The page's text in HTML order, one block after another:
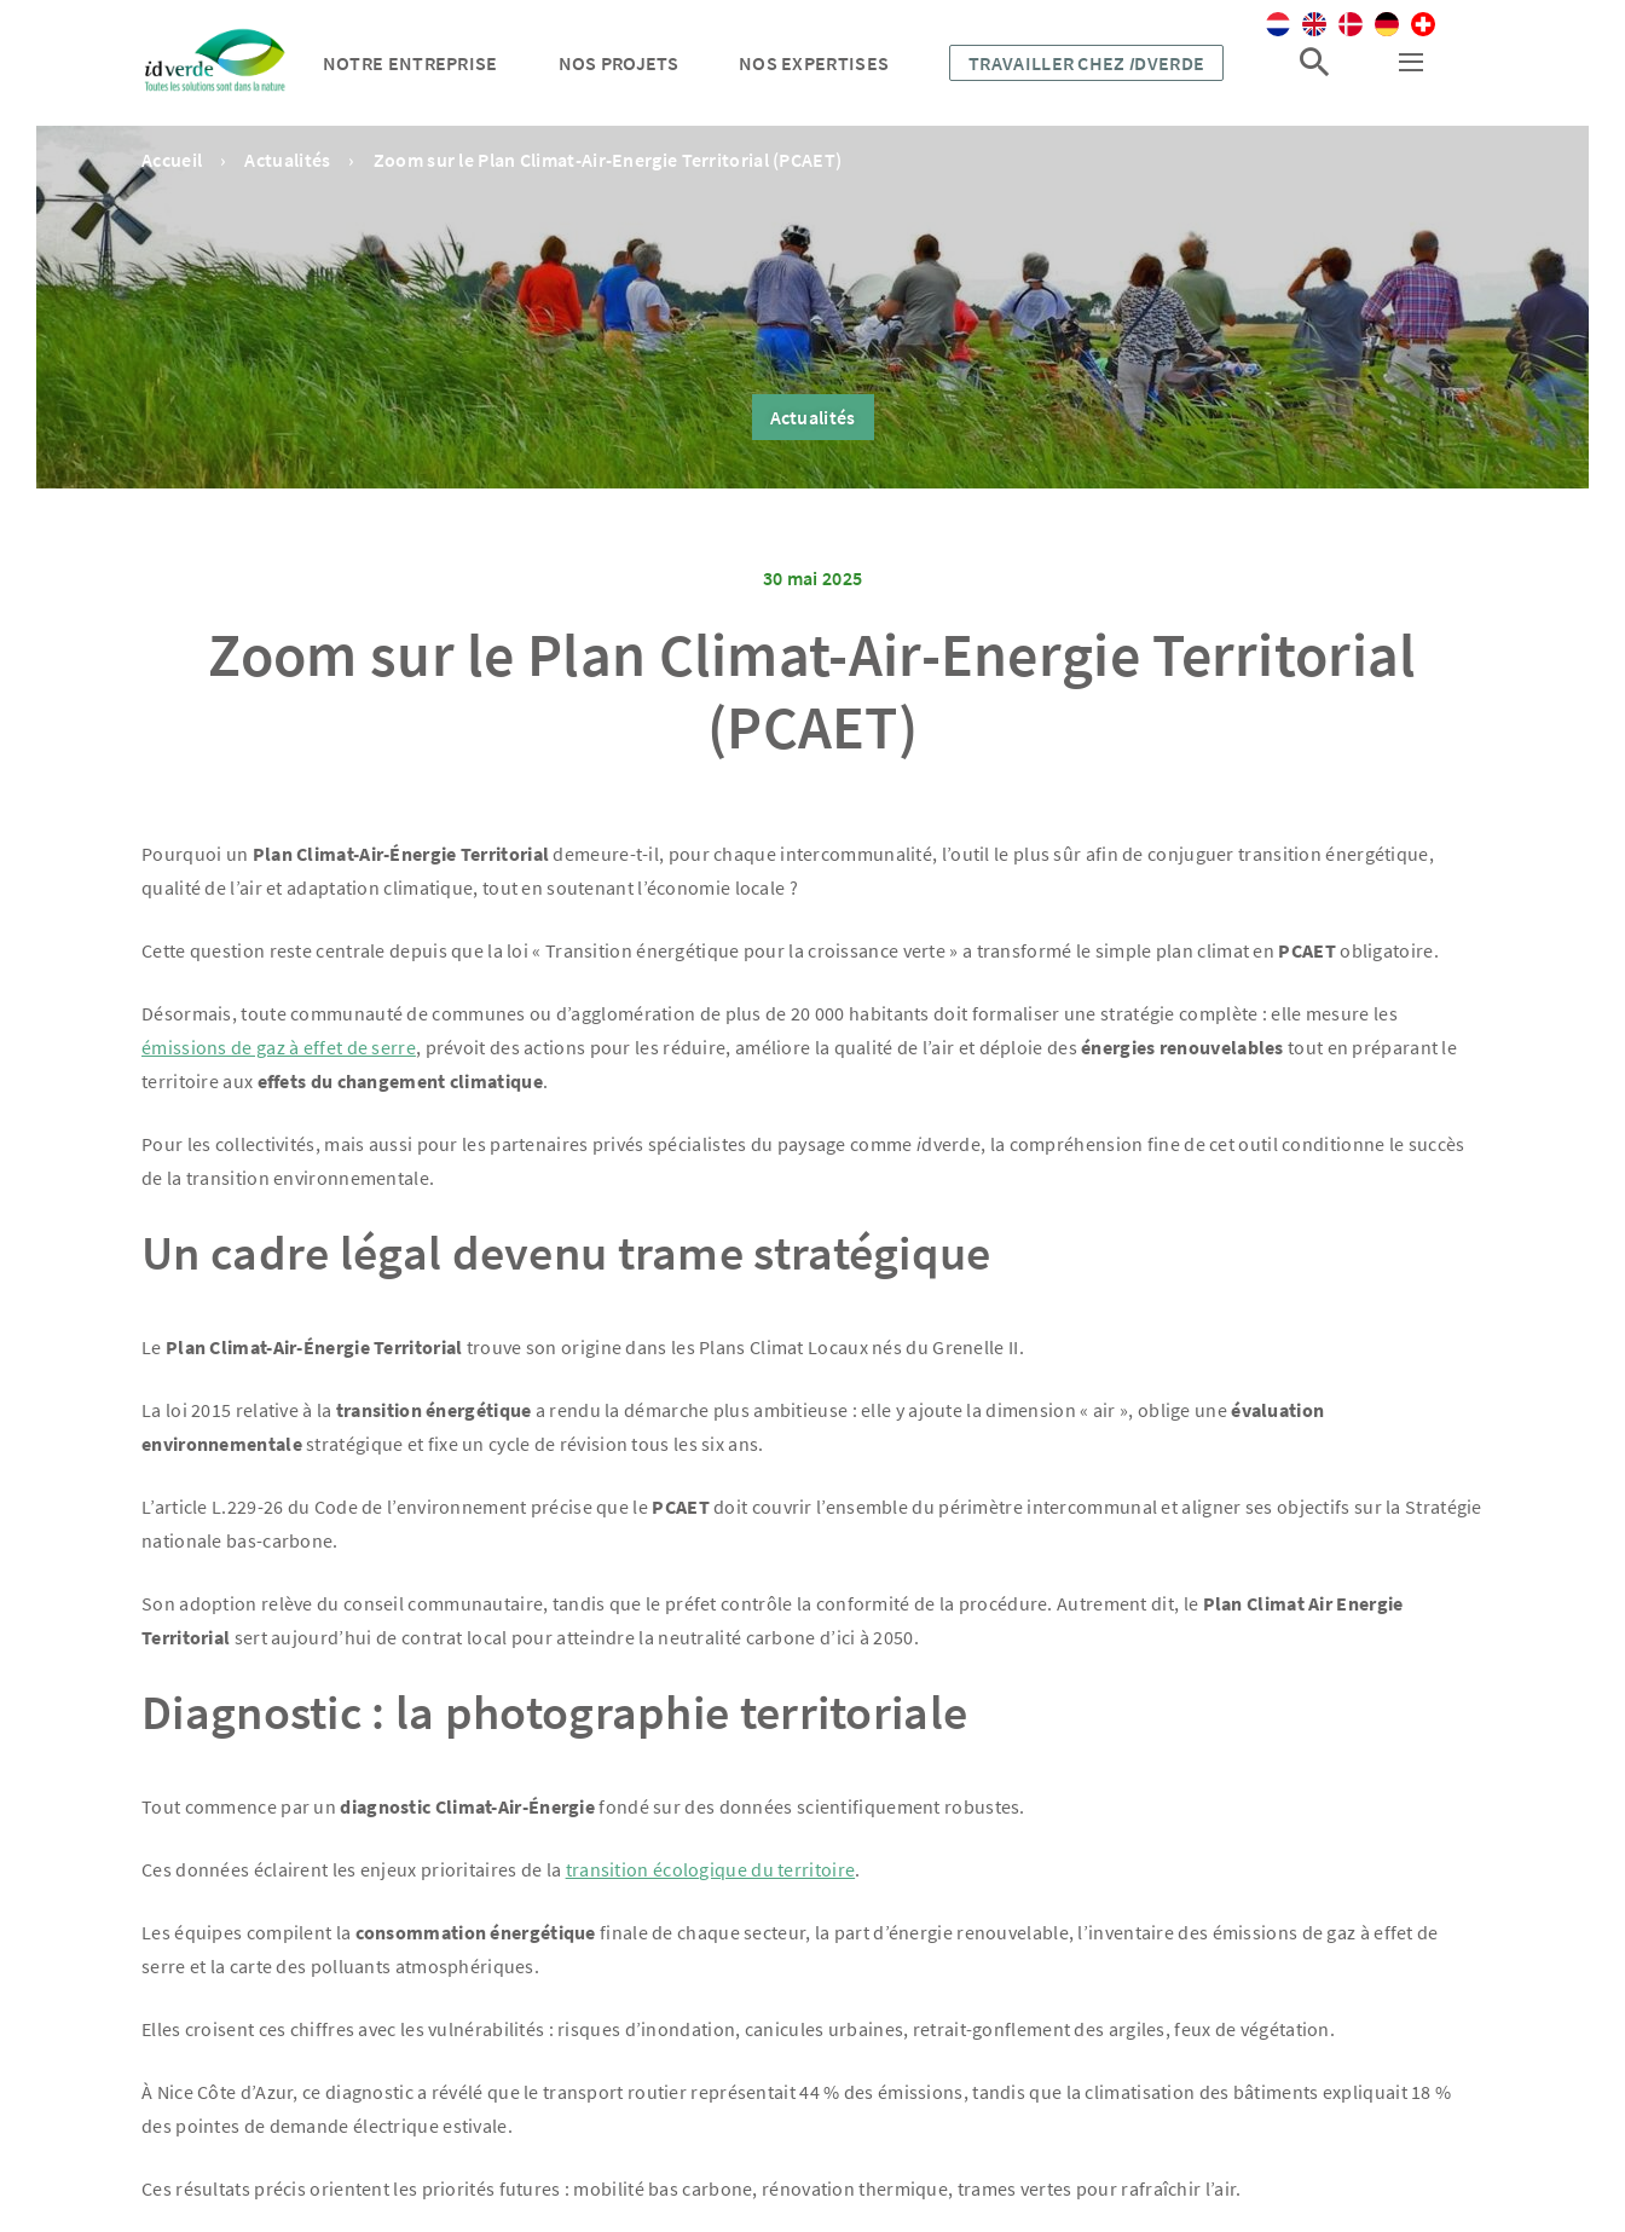
NOTRE ENTREPRISE NOS PROJETS NOS EXPERTISES TRAVAILLER CHEZ IDVERDE
Accueil Actualités Zoom sur le Plan Climat-Air-Energie Territorial (PCAET)
Actualités
30 mai 2025
Zoom sur le Plan Climat-Air-Energie Territorial
(PCAET)
Pourquoi un Plan Climat-Air-Énergie Territorialdemeure-t-il, pour chaque intercommunalité, l’outil le plus sûr afin de conjuguer transition énergétique,
qualité de l’air et adaptation climatique, tout en soutenant l’économie locale ?
Cette question reste centrale depuis que la loi « Transition énergétique pour la croissance verte » a transformé le simple plan climat en PCAETobligatoire.
Désormais, toute communauté de communes ou d’agglomération de plus de 20 000 habitants doit formaliser une stratégie complète : elle mesure les
émissions de gaz à effet de serre, prévoit des actions pour les réduire, améliore la qualité de l’air et déploie desénergies renouvelables tout en préparant le
territoire aux effets du changement climatique.
Pour les collectivités, mais aussi pour les partenaires privés spécialistes du paysage comme idverde, la compréhension fine de cet outil conditionne le succès
de la transition environnementale.
Un cadre légal devenu trame stratégique
Le Plan Climat-Air-Énergie Territorial trouve son origine dans les Plans Climat Locaux nés du Grenelle II.
La loi 2015 relative à la transition énergétique a rendu la démarche plus ambitieuse : elle y ajoute la dimension « air », oblige uneévaluation
environnementalestratégique et fixe un cycle de révision tous les six ans.
L’article L.229-26 du Code de l’environnement précise que le PCAETdoit couvrir l’ensemble du périmètre intercommunal et aligner ses objectifs sur la Stratégie
nationale bas-carbone.
Son adoption relève du conseil communautaire, tandis que le préfet contrôle la conformité de la procédure. Autrement dit, le Plan Climat Air Energie
Territorial sert aujourd’hui de contrat local pour atteindre la neutralité carbone d’ici à 2050.
Diagnostic : la photographie territoriale
Tout commence par undiagnostic Climat-Air-Énergiefondé sur des données scientifiquement robustes.
Ces données éclairent les enjeux prioritaires de la transition écologique du territoire.
Les équipes compilent la consommation énergétique finale de chaque secteur, la part d’énergie renouvelable, l’inventaire des émissions de gaz à effet de
serre et la carte des polluants atmosphériques.
Elles croisent ces chiffres avec les vulnérabilités : risques d’inondation, canicules urbaines, retrait-gonflement des argiles, feux de végétation.
À Nice Côte d’Azur, ce diagnostic a révélé que le transport routier représentait 44 % des émissions, tandis que la climatisation des bâtiments expliquait 18 %
des pointes de demande électrique estivale.
Ces résultats précis orientent les priorités futures : mobilité bas carbone, rénovation thermique, trames vertes pour rafraîchir l’air.